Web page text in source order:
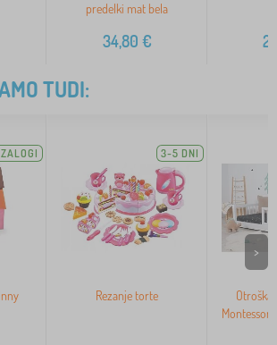
predelki mat bela
34,80 €
TUDI:
3-5 DNI
Rezanje torte
Otroška
>